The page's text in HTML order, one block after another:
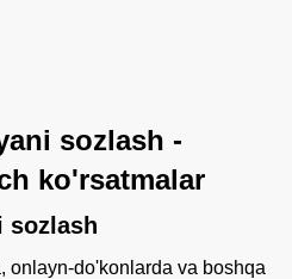
sozlash -
ko'rsatmalar
sozlash
onlayn-do'konlarda va boshqa